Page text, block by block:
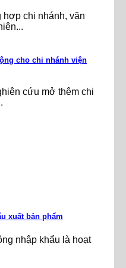
hợp chi nhánh, văn
cho chi nhánh viện
cứu mở thêm chi
xuất bản phẩm
nhập khẩu là hoạt